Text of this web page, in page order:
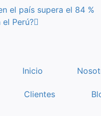
el país supera el 84 %
Perú?
Inicio
Clientes